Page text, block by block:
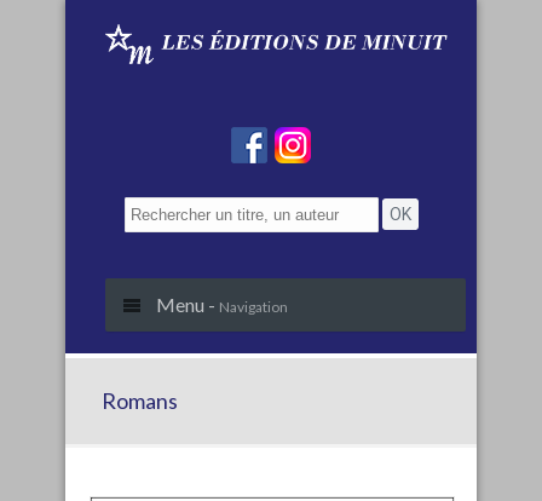
Menu - Navigation
Romans